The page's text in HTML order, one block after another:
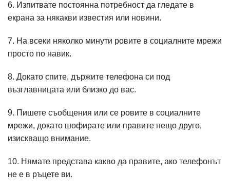
6. Изпитвате постоянна потребност да гледате в
екрана за някакви известия или новини.
7. На всеки няколко минути ровите в социалните мрежи
просто по навик.
8. Докато спите, държите телефона си под
възглавницата или близко до вас.
9. Пишете съобщения или се ровите в социалните
мрежи, докато шофирате или правите нещо друго,
изискващо внимание.
10. Нямате представа какво да правите, ако телефонът
не е в ръцете ви.